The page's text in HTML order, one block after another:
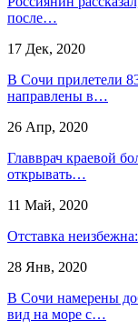
после…
17 Дек, 2020
В Сочи прилетели
направлены в…
26 Апр, 2020
Главврач краевой
открывать…
11 Май, 2020
Отставка
28 Янв, 2020
В Сочи намерены
вид на море с…